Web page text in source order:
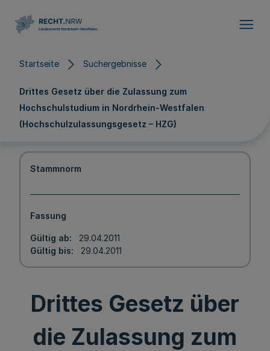
Startseite Suchergebnisse
Drittes Gesetz über die Zulassung zum
Hochschulstudium in Nordrhein-Westfalen
(Hochschulzulassungsgesetz – HZG)
Stammnorm
Fassung
Gültig ab
29.04.2011
Gültig bis
29.04.2011
Drittes Gesetz über
die Zulassung zum